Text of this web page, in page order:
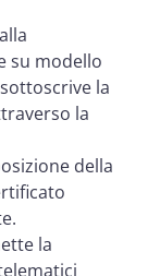
su modello
la
la
della
la